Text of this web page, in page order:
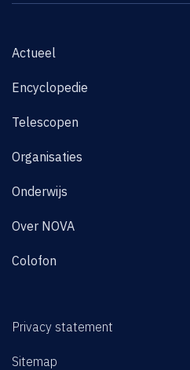
Actueel
Encyclopedie
Telescopen
Organisaties
Onderwijs
Over NOVA
Colofon
Privacy statement
Sitemap